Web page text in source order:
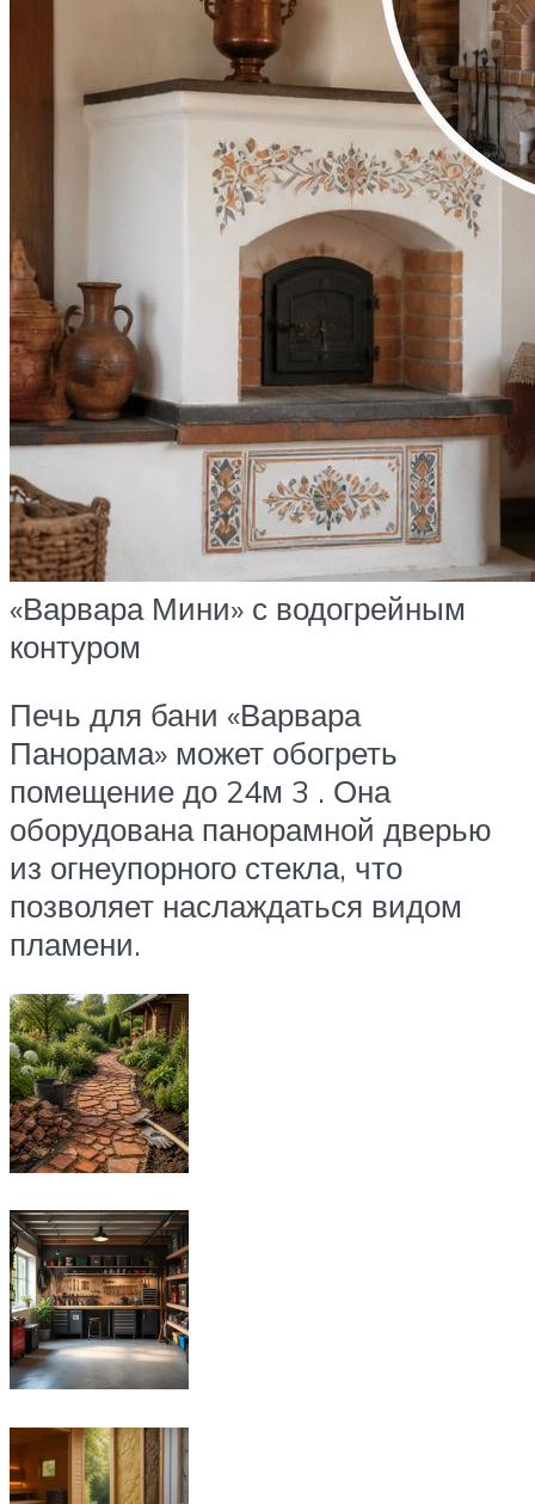
«Варвара Мини» с водогрейным
контуром
Печь для бани «Варвара
Панорама» может обогреть
помещение до 24м 3 . Она
оборудована панорамной дверью
из огнеупорного стекла, что
позволяет наслаждаться видом
пламени.